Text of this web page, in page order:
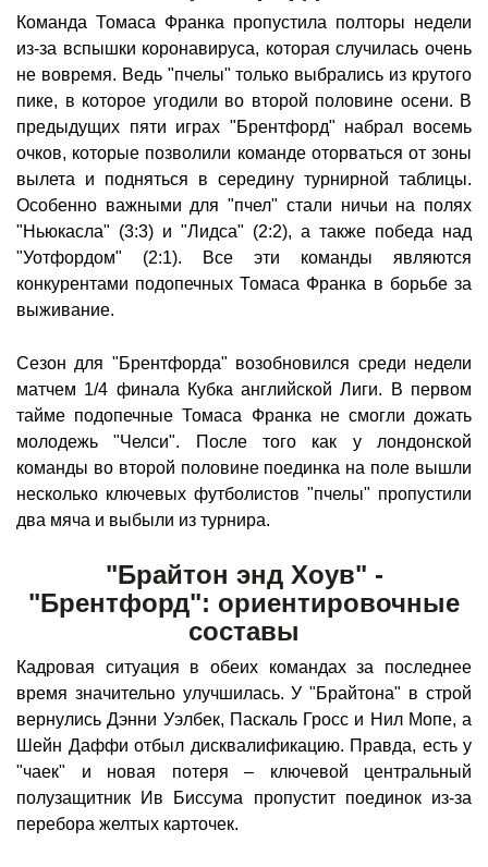
Команда Томаса Франка пропустила полторы недели
из-за вспышки коронавируса, которая случилась очень
не вовремя. Ведь "пчелы" только выбрались из крутого
пике, в которое угодили во второй половине осени. В
предыдущих пяти играх "Брентфорд" набрал восемь
очков, которые позволили команде оторваться от зоны
вылета и подняться в середину турнирной таблицы.
Особенно важными для "пчел" стали ничьи на полях
"Ньюкасла" (3:3) и "Лидса" (2:2), а также победа над
"Уотфордом" (2:1). Все эти команды являются
конкурентами подопечных Томаса Франка в борьбе за
выживание.
Сезон для "Брентфорда" возобновился среди недели
матчем 1/4 финала Кубка английской Лиги. В первом
тайме подопечные Томаса Франка не смогли дожать
молодежь "Челси". После того как у лондонской
команды во второй половине поединка на поле вышли
несколько ключевых футболистов "пчелы" пропустили
два мяча и выбыли из турнира.
"Брайтон энд Хоув" -
"Брентфорд": ориентировочные
составы
Кадровая ситуация в обеих командах за последнее
время значительно улучшилась. У "Брайтона" в строй
вернулись Дэнни Уэлбек, Паскаль Гросс и Нил Мопе, а
Шейн Даффи отбыл дисквалификацию. Правда, есть у
"чаек" и новая потеря – ключевой центральный
полузащитник Ив Биссума пропустит поединок из-за
перебора желтых карточек.